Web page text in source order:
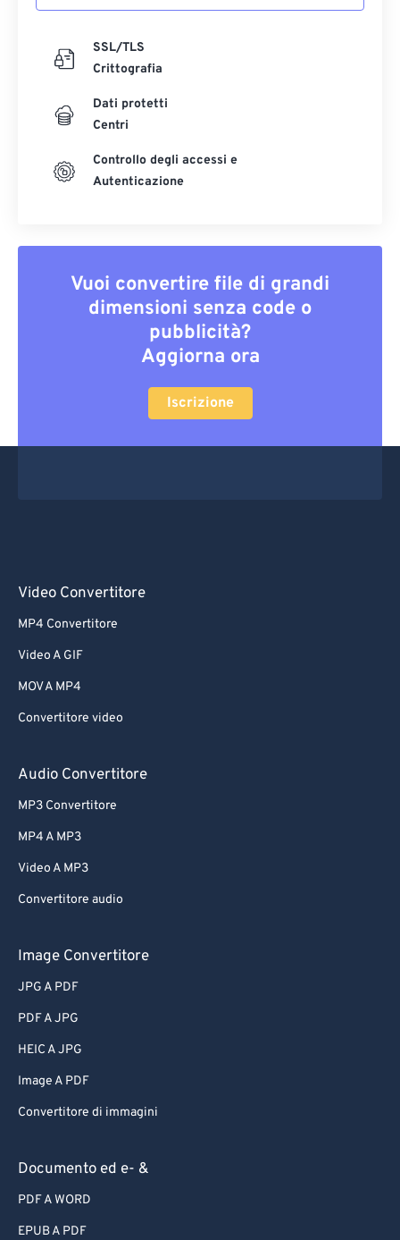
SSL/TLS
Crittografia
Dati protetti
Centri
Controllo degli accessi e
Autenticazione
Vuoi convertire file di grandi
dimensioni senza code o
pubblicità?
Aggiorna ora
Iscrizione
Video Convertitore
MP4 Convertitore
Video A GIF
MOV A MP4
Convertitore video
Audio Convertitore
MP3 Convertitore
MP4 A MP3
Video A MP3
Convertitore audio
Image Convertitore
JPG A PDF
PDF A JPG
HEIC A JPG
Image A PDF
Convertitore di immagini
Documento ed e- &
PDF A WORD
EPUB A PDF